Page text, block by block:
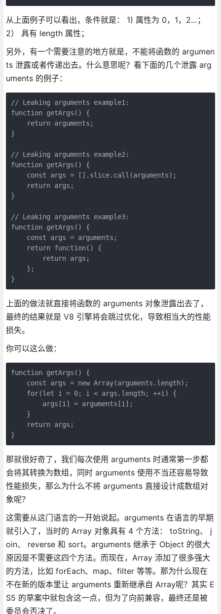
从上面例子可以看出，条件就是： 1) 属性为 0，1，2…；
2） 具有 length 属性；
另外，有一个需要注意的地方就是，不能将函数的 argumen
ts 泄露或者传递出去。什么意思呢？看下面的几个泄露 arg
uments 的例子：
// Leaking arguments example1:
function getArgs() {
    return arguments;
}
// Leaking arguments example2:
function getArgs() {
    const args = [].slice.call(arguments);
    return args;
}
// Leaking arguments example3:
function getArgs() {
    const args = arguments;
    return function() {
        return args;
    };
}
上面的做法就直接将函数的 arguments 对象泄露出去了，
最终的结果就是 V8 引擎将会跳过优化，导致相当大的性能
损失。
你可以这么做：
function getArgs() {
    const args = new Array(arguments.length);
    for(let i = 0; i < args.length; ++i) {
        args[i] = arguments[i];
    }
    return args;
}
那就很好奇了，我们每次使用 arguments 时通常第一步都
会将其转换为数组，同时 arguments 使用不当还容易导致
性能损失，那么为什么不将 arguments 直接设计成数组对
象呢？
这需要从这门语言的一开始说起。arguments 在语言的早期
就引入了，当时的 Array 对象具有 4 个方法： toString、 j
oin、 reverse 和 sort。arguments 继承于 Object 的很大
原因是不需要这四个方法。而现在，Array 添加了很多强大
的方法，比如 forEach、map、filter 等等。那为什么现在
不在新的版本里让 arguments 重新继承自 Array呢？其实 E
S5 的草案中就包含这一点，但为了向前兼容，最终还是被
委员会否决了。